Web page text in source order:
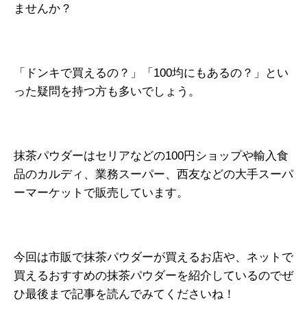
ませんか？
「ドンキで買えるの？」「100均にもあるの？」とい
った疑問を持つ方も多いでしょう。
抹茶パウダーはセリアなどの100円ショップや輸入食
品のカルディ、業務スーパー、西友などの大手スーパ
ーマーケットで販売しています。
今回は市販で抹茶パウダーが買えるお店や、ネットで
買えるおすすめの抹茶パウダーを紹介しているのでぜ
ひ最後まで記事を読んでみてくださいね！